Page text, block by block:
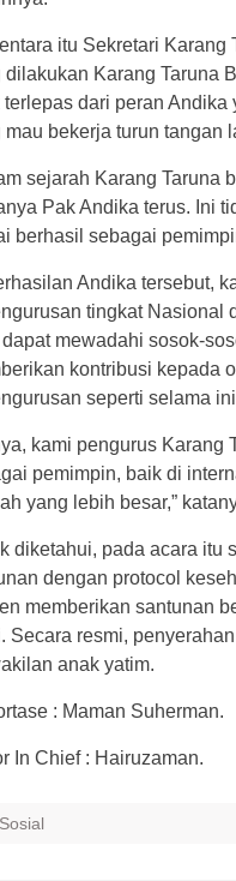
itu Sekretari Karang
dilakukan Karang Taruna
terlepas dari peran
mau bekerja turun tangan
sejarah Karang Taruna
Pak Andika terus. Ini
berhasil sebagai
Andika tersebut,
tingkat Nasional
mewadahi sosok-
kontribusi kepada
seperti selama
kami pengurus Karang
pemimpin, baik di
yang lebih besar,”
diketahui, pada acara itu
dengan protocol
memberikan santunan
Secara resmi,
anak yatim.
: Maman Suherman.
In Chief : Hairuzaman.
Sosial